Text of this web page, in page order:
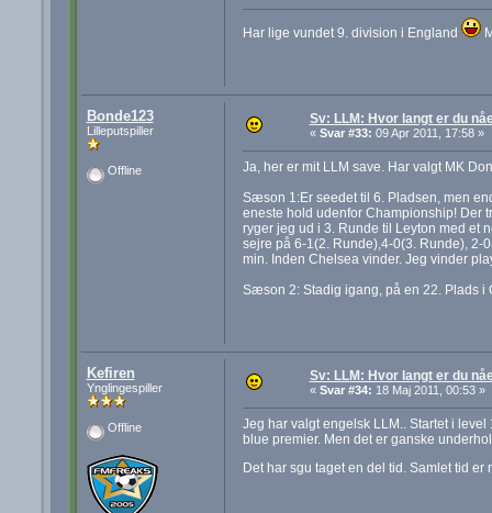
Har lige vundet 9. division i England
Bonde123
Lilleputspiller
Offline
Sv: LLM: Hvor langt er du
« Svar #33: 09 Apr 2011, 17:58 »
Ja, her er mit LLM save. Har valgt MK
Sæson 1:Er seedet til 6. Pladsen, men
eneste hold udenfor Championship! Der
ryger jeg ud i 3. Runde til Leyton med et
sejre på 6-1(2. Runde),4-0(3. Runde), 2-
min. Inden Chelsea vinder. Jeg vinder
Sæson 2: Stadig igang, på en 22. Plads i
Kefiren
Ynglingespiller
Offline
Sv: LLM: Hvor langt er du
« Svar #34: 18 Maj 2011, 00:53 »
Jeg har valgt engelsk LLM.. Startet i
blue premier. Men det er ganske
Det har sgu taget en del tid. Samlet tid